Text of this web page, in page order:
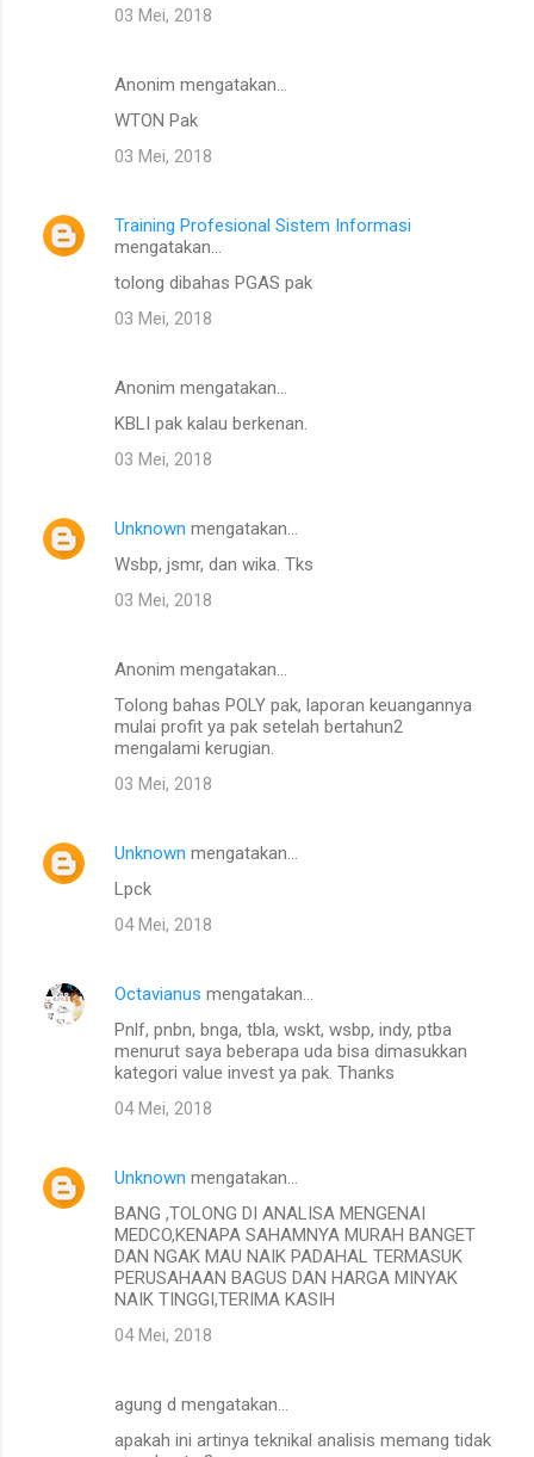
03 Mei, 2018
Anonim mengatakan…
WTON Pak
03 Mei, 2018
Training Profesional Sistem Informasi
mengatakan…
tolong dibahas PGAS pak
03 Mei, 2018
Anonim mengatakan…
KBLI pak kalau berkenan.
03 Mei, 2018
Unknown mengatakan…
Wsbp, jsmr, dan wika. Tks
03 Mei, 2018
Anonim mengatakan…
Tolong bahas POLY pak, laporan keuangannya
mulai profit ya pak setelah bertahun2
mengalami kerugian.
03 Mei, 2018
Unknown mengatakan…
Lpck
04 Mei, 2018
Octavianus mengatakan…
Pnlf, pnbn, bnga, tbla, wskt, wsbp, indy, ptba
menurut saya beberapa uda bisa dimasukkan
kategori value invest ya pak. Thanks
04 Mei, 2018
Unknown mengatakan…
BANG ,TOLONG DI ANALISA MENGENAI
MEDCO,KENAPA SAHAMNYA MURAH BANGET
DAN NGAK MAU NAIK PADAHAL TERMASUK
PERUSAHAAN BAGUS DAN HARGA MINYAK
NAIK TINGGI,TERIMA KASIH
04 Mei, 2018
agung d mengatakan…
apakah ini artinya teknikal analisis memang tidak